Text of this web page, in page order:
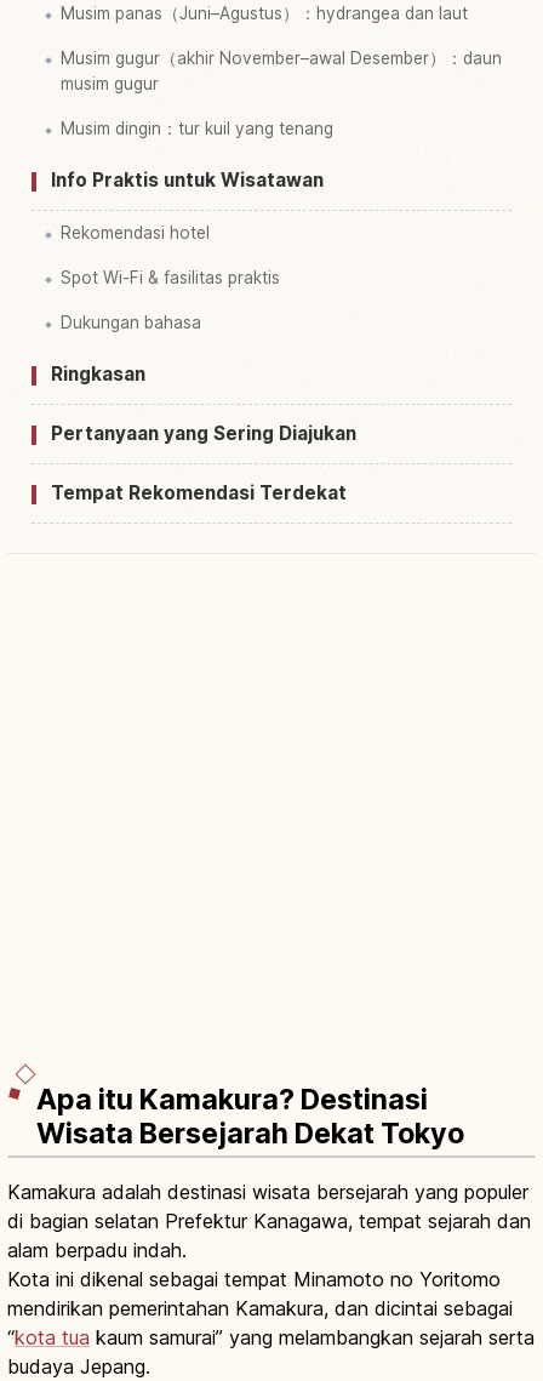
Musim panas（Juni–Agustus）：hydrangea dan laut
Musim gugur（akhir November–awal Desember）：daun
musim gugur
Musim dingin：tur kuil yang tenang
Info Praktis untuk Wisatawan
Rekomendasi hotel
Spot Wi-Fi & fasilitas praktis
Dukungan bahasa
Ringkasan
Pertanyaan yang Sering Diajukan
Tempat Rekomendasi Terdekat
Apa itu Kamakura? Destinasi
Wisata Bersejarah Dekat Tokyo
Kamakura adalah destinasi wisata bersejarah yang populer
di bagian selatan Prefektur Kanagawa, tempat sejarah dan
alam berpadu indah.
Kota ini dikenal sebagai tempat Minamoto no Yoritomo
mendirikan pemerintahan Kamakura, dan dicintai sebagai
“kota tua kaum samurai” yang melambangkan sejarah serta
budaya Jepang.